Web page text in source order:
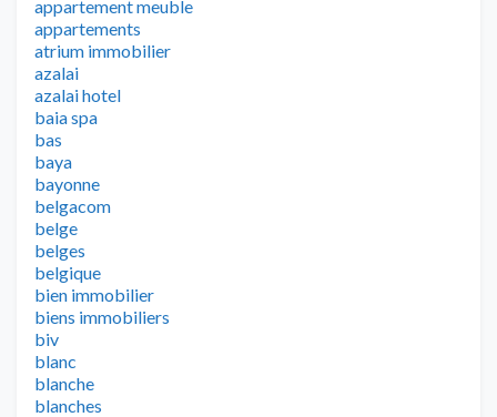
appartement meuble
appartements
atrium immobilier
azalai
azalai hotel
baia spa
bas
baya
bayonne
belgacom
belge
belges
belgique
bien immobilier
biens immobiliers
biv
blanc
blanche
blanches